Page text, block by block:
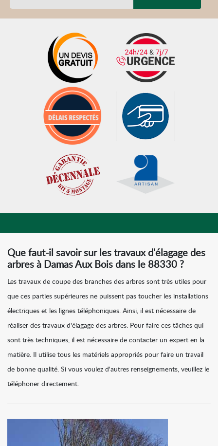
Que faut-il savoir sur les travaux d'élagage des
arbres à Damas Aux Bois dans le 88330 ?
Les travaux de coupe des branches des arbres sont très utiles pour
que ces parties supérieures ne puissent pas toucher les installations
électriques et les lignes téléphoniques. Ainsi, il est nécessaire de
réaliser des travaux d'élagage des arbres. Pour faire ces tâches qui
sont très techniques, il est nécessaire de contacter un expert en la
matière. Il utilise tous les matériels appropriés pour faire un travail
de bonne qualité. Si vous voulez d'autres renseignements, veuillez le
téléphoner directement.